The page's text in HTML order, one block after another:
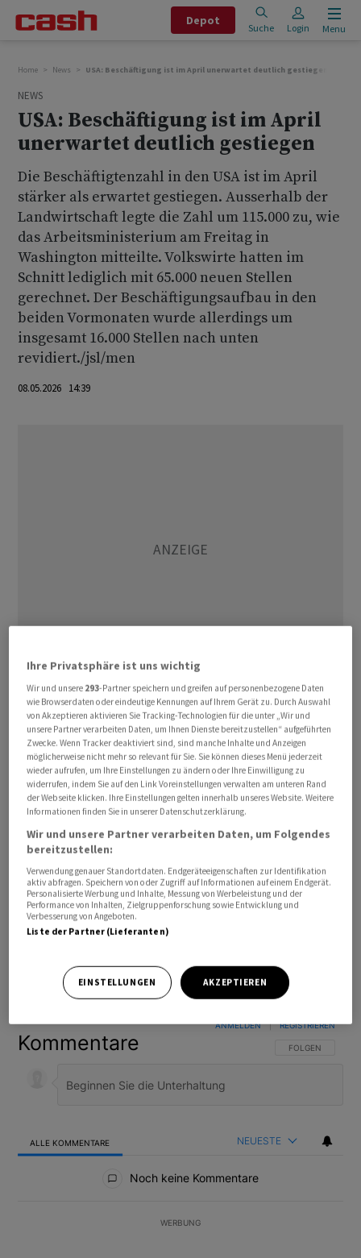
Depot
Suche Login Menu
Home News USA: Beschäftigung ist im April unerwartet deutlich gestiegen
NEWS
USA: Beschäftigung ist im April
unerwartet deutlich gestiegen
Die Beschäftigtenzahl in den USA ist im April
stärker als erwartet gestiegen. Ausserhalb der
Landwirtschaft legte die Zahl um 115.000 zu, wie
das Arbeitsministerium am Freitag in
Washington mitteilte. Volkswirte hatten im
Schnitt lediglich mit 65.000 neuen Stellen
gerechnet. Der Beschäftigungsaufbau in den
beiden Vormonaten wurde allerdings um
insgesamt 16.000 Stellen nach unten
revidiert./jsl/men
08.05.2026 14:39
(AWP)
Bevorzugte Quelle So funktioniert's
Kommentare FOLGE DIESER
FOLGEN
ANMELDEN | REGISTRIEREN
ALLE KOMMENTARE NEUESTE
Noch keine Kommentare
WERBUNG
Ihre Privatsphäre ist uns wichtig
Wir und unsere 293-Partner speichern und greifen auf personenbezogene Daten
wie Browserdaten oder eindeutige Kennungen auf Ihrem Gerät zu. Durch Auswahl
von Akzeptieren aktivieren Sie Tracking-Technologien für die unter „Wir und
unsere Partner verarbeiten Daten, um Ihnen Dienste bereitzustellen“ aufgeführten
Zwecke. Wenn Tracker deaktiviert sind, sind manche Inhalte und Anzeigen
möglicherweise nicht mehr so relevant für Sie. Sie können dieses Menü jederzeit
wieder aufrufen, um Ihre Einstellungen zu ändern oder Ihre Einwilligung zu
widerrufen, indem Sie auf den Link Voreinstellungen verwalten am unteren Rand
der Webseite klicken. Ihre Einstellungen gelten innerhalb unseres Website. Weitere
Informationen finden Sie in unserer Datenschutzerklärung.
Wir und unsere Partner verarbeiten Daten, um Folgendes
bereitzustellen:
Verwendung genauer Standortdaten. Endgeräteeigenschaften zur Identifikation
aktiv abfragen. Speichern von oder Zugriff auf Informationen auf einem Endgerät.
Personalisierte Werbung und Inhalte, Messung von Werbeleistung und der
Performance von Inhalten, Zielgruppenforschung sowie Entwicklung und
Verbesserung von Angeboten.
Liste der Partner (Lieferanten)
EINSTELLUNGEN AKZEPTIEREN